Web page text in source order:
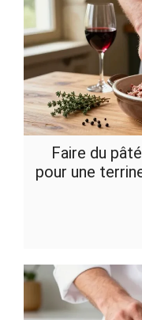
Faire du
pour une